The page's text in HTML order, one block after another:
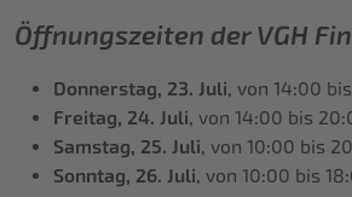
Öffnungszeiten der VGH
Donnerstag, 23. Juli, von 14:00
Freitag, 24. Juli, von 14:00 bis
Samstag, 25. Juli, von 10:00 bis
Sonntag, 26. Juli, von 10:00 bis